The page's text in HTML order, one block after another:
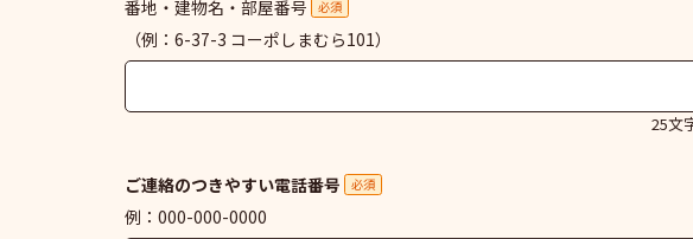
番地・建物名・部屋番号 必須
（例：6-37-3 コーポしまむら101）
25文
ご連絡のつきやすい電話番号 必須
例：000-000-0000